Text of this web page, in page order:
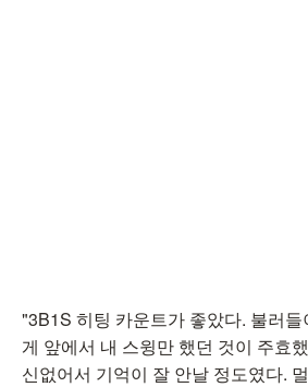
"3B1S 히팅 카운트가 좋았다. 불러
게 앞에서 내 스윙만 했던 것이 주효
신없어서 기억이 잘 안날 정도였다.